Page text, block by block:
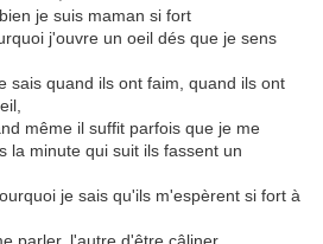
je suis maman si fort
j'ouvre un oeil dés que je sens
sais quand ils ont faim, quand ils ont
même il suffit parfois que je me
la minute qui suit ils fassent un
je sais qu'ils m'espèrent si fort à